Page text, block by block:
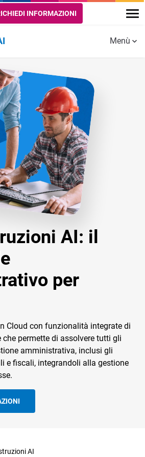
INFORMAZIONI
VENDITE
ACQUISTI
Acquisti,
forniture e
contratti
d'appalto
Vendite e
contratti
d'appalto
E LOGISTICA
Menù
AI: il
per
Cloud con funzionalità integrate di
permette di assolvere tutti gli
amministrativa, inclusi gli
e fiscali, integrandoli alla gestione
AI